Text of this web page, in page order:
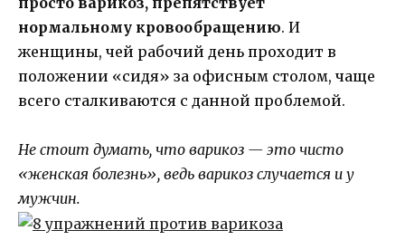
нормальному кровообращению. И
женщины, чей рабочий день проходит в
положении «сидя» за офисным столом, чаще
всего сталкиваются с данной проблемой.
Не стоит думать, что варикоз — это чисто
«женская болезнь», ведь варикоз случается и у
мужчин.